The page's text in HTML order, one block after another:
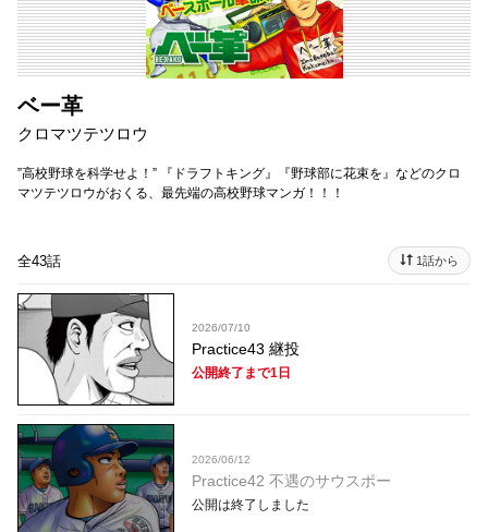
ベー革
クロマツテツロウ
”高校野球を科学せよ！” 『ドラフトキング』『野球部に花束を』などのクロ
マツテツロウがおくる、最先端の高校野球マンガ！！！
全43話 1話から
2026/07/10
Practice43 継投
公開終了まで1日
2026/06/12
Practice42 不遇のサウスポー
公開は終了しました